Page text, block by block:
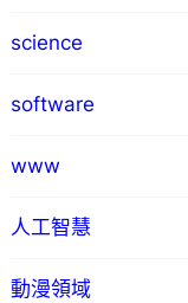
science
software
www
人工智慧
動漫領域